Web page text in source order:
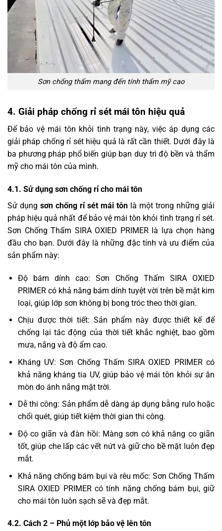
Sơn chống thấm mang đến tính thẩm mỹ cao
4. Giải pháp chống rỉ sét mái tôn hiệu quả
Để bảo vệ mái tôn khỏi tình trạng này, việc áp dụng các
giải pháp chống rỉ sét hiệu quả là rất cần thiết. Dưới đây là
ba phương pháp phổ biến giúp bạn duy trì độ bền và thẩm
mỹ cho mái tôn của mình.
4.1. Sử dụng sơn chống rỉ cho mái tôn
Sử dụng sơn chống rỉ sét mái tôn là một trong những giải
pháp hiệu quả nhất để bảo vệ mái tôn khỏi tình trạng rỉ sét.
Sơn Chống Thấm SIRA OXIED PRIMER là lựa chọn hàng
đầu cho bạn. Dưới đây là những đặc tính và ưu điểm của
sản phẩm này:
Độ bám dính cao: Sơn Chống Thấm SIRA OXIED
PRIMER có khả năng bám dính tuyệt vời trên bề mặt kim
loại, giúp lớp sơn không bị bong tróc theo thời gian.
Chịu được thời tiết: Sản phẩm này được thiết kế để
chống lại tác động của thời tiết khắc nghiệt, bao gồm
mưa, nắng và độ ẩm cao.
Kháng UV: Sơn Chống Thấm SIRA OXIED PRIMER có
khả năng kháng tia UV, giúp bảo vệ mái tôn khỏi sự ăn
mòn do ánh nắng mặt trời.
Dễ thi công: Sản phẩm dễ dàng áp dụng bằng rulo hoặc
chổi quét, giúp tiết kiệm thời gian thi công.
Độ co giãn và đàn hồi: Màng sơn có khả năng co giãn
tốt, giúp che lấp các vết nứt và giữ cho bề mặt luôn đẹp
mắt.
Khả năng chống bám bụi và rêu mốc: Sơn Chống Thấm
SIRA OXIED PRIMER có tính năng chống bám bụi, giữ
cho mái tôn luôn sạch sẽ và đẹp mắt.
4.2. Cách 2 – Phủ một lớp bảo vệ lên tôn